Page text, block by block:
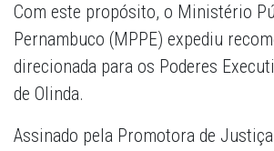
Com este propósito, o Ministério
Pernambuco (MPPE) expediu
direcionada para os Poderes
de Olinda.
Assinado pela Promotora de